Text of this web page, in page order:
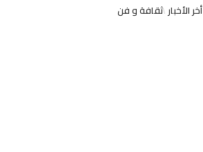
أخر الأخبار ثقافة و فن